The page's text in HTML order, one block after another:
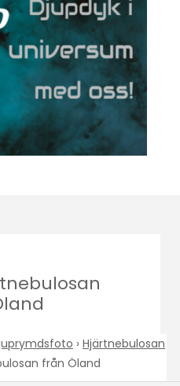
› Hjärtnebulosan
från Öland